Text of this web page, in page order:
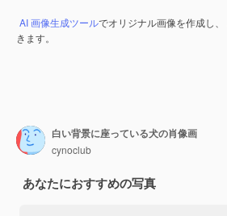
AI 画像生成ツールでオリジナル画像を作成し、
きます。
白い背景に座っている犬の肖像画
cynoclub
あなたにおすすめの写真